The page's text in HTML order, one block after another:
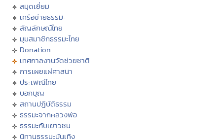
สมุดเยี่ยม
เครือข่ายธรรมะ
สัญลักษณ์ไทย
มุมสมาชิกธรรมะไทย
Donation
เทศกาลงานวัดช่วยชาติ
การเผยแผ่ศาสนา
ประเพณีไทย
บอกบุญ
สถานปฏิบัติธรรม
ธรรมะจากหลวงพ่อ
ธรรมะกับเยาวชน
นิทานธรรมะบันเทิง